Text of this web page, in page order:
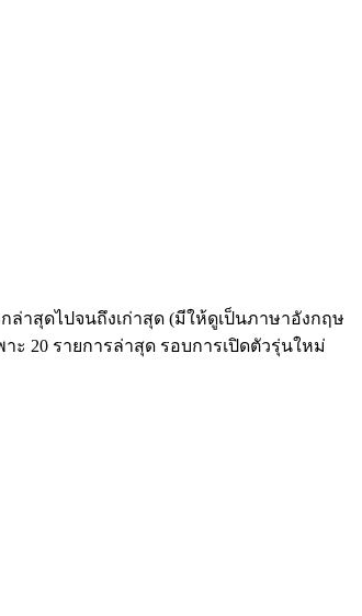
ล่าสุดไปจนถึงเก่าสุด (มีให้ดูเป็นภาษาอังกฤษ
20 รายการล่าสุด รอบการเปิดตัวรุ่นใหม่